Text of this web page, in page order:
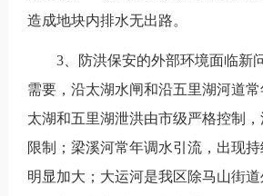
造成地块内排水无出路。
3、防洪保安的外部环境面临新
需要，沿太湖水闸和沿五里湖河道
太湖和五里湖泄洪由市级严格控制
限制；梁溪河常年调水引流，出现
明显加大；大运河是我区除马山街